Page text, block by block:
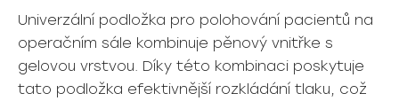
Univerzální podložka pro polohování pacientů na
operačním sále kombinuje pěnový vnitřke s
gelovou vrstvou. Díky této kombinaci poskytuje
tato podložka efektivnější rozkládání tlaku, což